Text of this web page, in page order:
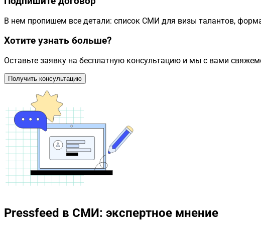
В нем пропишем все детали: список СМИ для визы талантов,
Хотите узнать больше?
Оставьте заявку на бесплатную консультацию и мы с вами
Получить консультацию
Pressfeed в СМИ: экспертное мнение